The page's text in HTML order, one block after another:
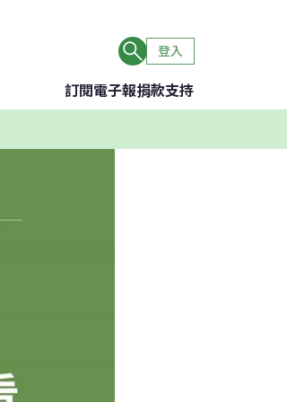
登入
訂閱電子報捐款支持